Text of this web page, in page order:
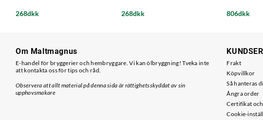
268dkk 268dkk 806dkk
Om Maltmagnus
E-handel för bryggerier och hembryggare. Vi kan ölbryggning! Tveka inte
att kontakta oss för tips och råd.
Observera att allt material på denna sida är rättighetsskyddat av sin
upphovsmakare
Frakt
Köpvillkor
Så hanteras
Ångra order
Certifikat
Cookie-